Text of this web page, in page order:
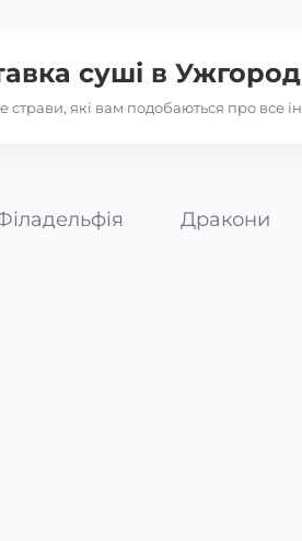
суші в
страви, які вам подобаються про все
Дракони